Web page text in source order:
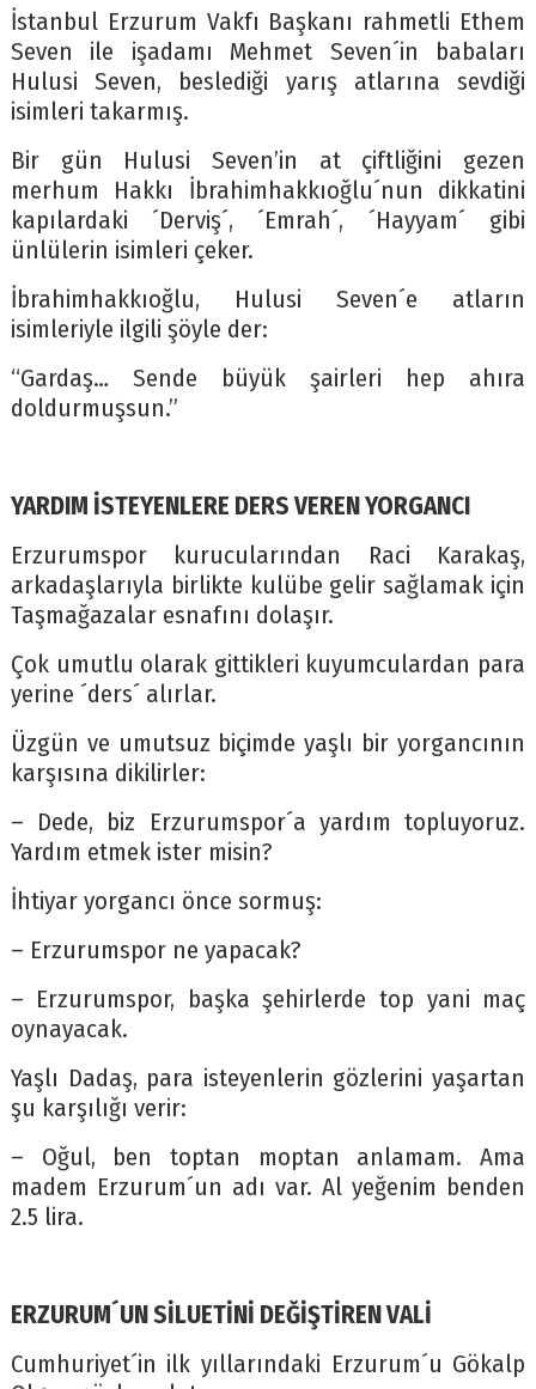
İstanbul Erzurum Vakfı Başkanı rahmetli Ethem
Seven ile işadamı Mehmet Seven´in babaları
Hulusi Seven, beslediği yarış atlarına sevdiği
isimleri takarmış.
Bir gün Hulusi Seven’in at çiftliğini gezen
merhum Hakkı İbrahimhakkıoğlu´nun dikkatini
kapılardaki ´Derviş´, ´Emrah´, ´Hayyam´ gibi
ünlülerin isimleri çeker.
İbrahimhakkıoğlu, Hulusi Seven´e atların
isimleriyle ilgili şöyle der:
“Gardaş… Sende büyük şairleri hep ahıra
doldurmuşsun.”
YARDIM İSTEYENLERE DERS VEREN YORGANCI
Erzurumspor kurucularından Raci Karakaş,
arkadaşlarıyla birlikte kulübe gelir sağlamak için
Taşmağazalar esnafını dolaşır.
Çok umutlu olarak gittikleri kuyumculardan para
yerine ´ders´ alırlar.
Üzgün ve umutsuz biçimde yaşlı bir yorgancının
karşısına dikilirler:
– Dede, biz Erzurumspor´a yardım topluyoruz.
Yardım etmek ister misin?
İhtiyar yorgancı önce sormuş:
– Erzurumspor ne yapacak?
– Erzurumspor, başka şehirlerde top yani maç
oynayacak.
Yaşlı Dadaş, para isteyenlerin gözlerini yaşartan
şu karşılığı verir:
– Oğul, ben toptan moptan anlamam. Ama
madem Erzurum´un adı var. Al yeğenim benden
2.5 lira.
ERZURUM´UN SİLUETİNİ DEĞİŞTİREN VALİ
Cumhuriyet´in ilk yıllarındaki Erzurum´u Gökalp